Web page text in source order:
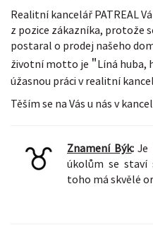
Realitní kancelář PATREAL
z pozice zákazníka, protože
postaral o prodej našeho
životní motto je "Líná huba,
úžasnou práci v realitní
Těším se na Vás u nás v
Znamení Býk:Je
úkolům se staví
toho má skvělé